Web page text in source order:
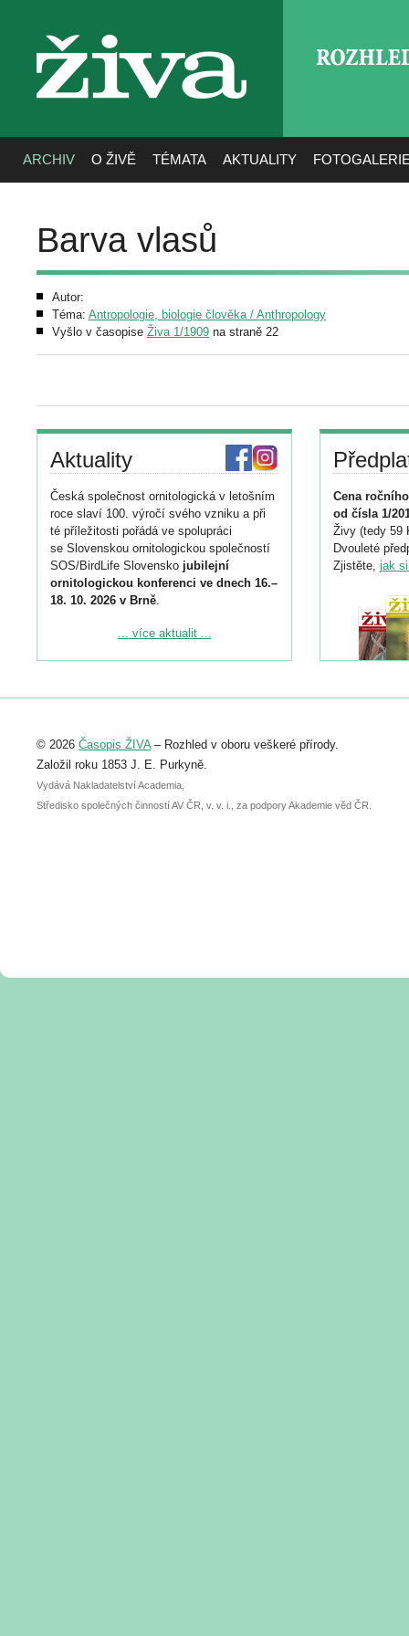
živa
ARCHIV O ŽIVĚ TÉMATA AKTUALITY
Barva vlasů
Autor:
Téma: Antropologie, biologie člověka / Anthropology
Vyšlo v časopise Živa 1/1909 na straně 22
Aktuality
Česká společnost ornitologická v letošním
roce slaví 100. výročí svého vzniku a při
té příležitosti pořádá ve spolupráci
se Slovenskou ornitologickou společností
SOS/BirdLife Slovensko jubilejní
ornitologickou konferenci ve dnech 16.–
18. 10. 2026 v Brně.
Podrobnější informace ke konferenci
Registrovat se můžete do 6. září.
abstraktu přihlášené přednášky nebo
posteru je už 30. června.
... více aktualit ...
Cena
od čísla 1/
Živy (tedy 59
Dvouleté
Zjistěte, jak
© 2026 Časopis ŽIVA– Rozhled v oboru veškeré přírody.
Založil roku 1853 J. E. Purkyně.
Vydává Nakladatelství Academia,
Středisko společných činností AV ČR, v. v. i., za podpory Akademie věd ČR.